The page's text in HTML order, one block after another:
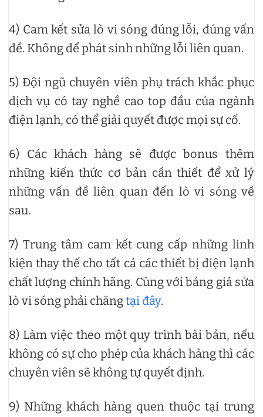
4) Cam kết sửa lò vi sóng đúng lỗi, đúng vấn
đề. Không để phát sinh những lỗi liên quan.
5) Đội ngũ chuyên viên phụ trách khắc phục
dịch vụ có tay nghề cao top đầu của ngành
điện lạnh, có thể giải quyết được mọi sự cố.
6) Các khách hàng sẽ được bonus thêm
những kiến thức cơ bản cần thiết để xử lý
những vấn đề liên quan đến lò vi sóng về
sau.
7) Trung tâm cam kết cung cấp những linh
kiện thay thế cho tất cả các thiết bị điện lạnh
chất lượng chính hãng. Cùng với bảng giá sửa
lò vi sóng phải chăngtại đây.
8) Làm việc theo một quy trình bài bản, nếu
không có sự cho phép của khách hàng thì các
chuyên viên sẽ không tự quyết định.
9) Những khách hàng quen thuộc tại trung